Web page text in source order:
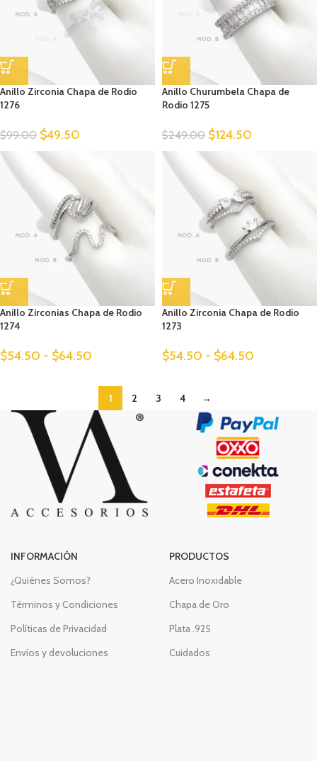
Anillo Zirconia Chapa de Rodio
1276
$99.00 $49.50
Anillo Churumbela Chapa de
Rodio 1275
$249.00 $124.50
Anillo Zirconias Chapa de Rodio
1274
$54.50 - $64.50
Anillo Zirconia Chapa de Rodio
1273
$54.50 - $64.50
1 2 3 4 →
INFORMACIÓN
¿Quiénes Somos?
Términos y Condiciones
Políticas de Privacidad
Envíos y devoluciones
PRODUCTOS
Acero Inoxidable
Chapa de Oro
Plata .925
Cuidados